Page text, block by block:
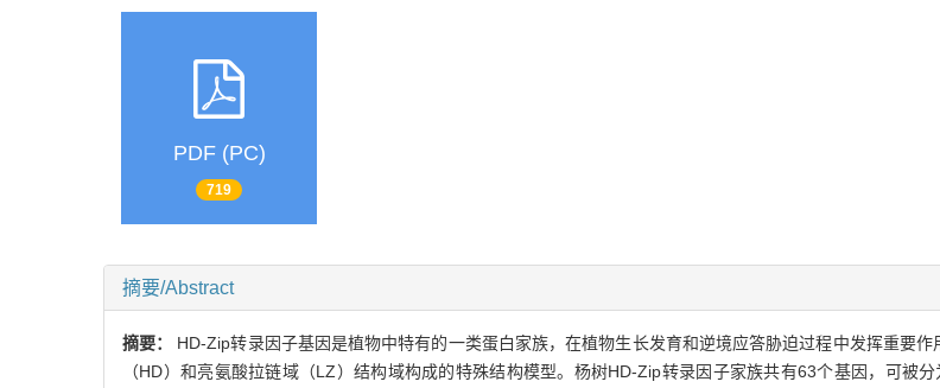
PDF (PC)
719
摘要/Abstract
摘要： HD-Zip转录因子基因是植物中特有的一类蛋白家族，在植物生长发育和逆境应答胁迫过程中发挥重要
（HD）和亮氨酸拉链域（LZ）结构域构成的特殊结构模型。杨树HD-Zip转录因子家族共有63个基因，可